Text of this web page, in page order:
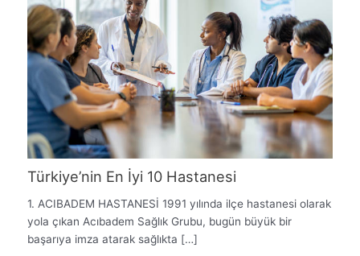
Türkiye’nin En İyi 10 Hastanesi
1. ACIBADEM HASTANESİ 1991 yılında ilçe hastanesi olarak
yola çıkan Acıbadem Sağlık Grubu, bugün büyük bir
başarıya imza atarak sağlıkta […]